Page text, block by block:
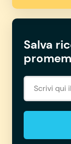
Salva